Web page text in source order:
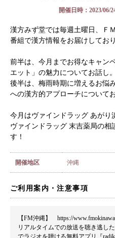
開催日時：2023/06/
漢方みず堂では毎週土曜日、Ｆ
番組で漢方情報をお届けしており
前半は、今月までお得なキャン
エット」の魅力についてお話し。
後半は、梅雨時期に増えるお悩
への漢方的アプローチについて
今月はヴァインドラッグ あがり
ヴァインドラッグ 末吉薬局の相
す！
開催地区 沖縄
ご利用案内・注意事項
【FM沖縄】 https://
リアルタイムでの放送を聴き逃し
でラジオを聴ける無料アプリ『